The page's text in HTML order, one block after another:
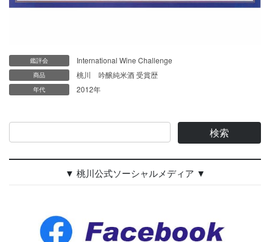
鑑評会 International Wine Challenge
商品 桃川 吟醸純米酒 受賞歴
年代 2012年
▼ 桃川公式ソーシャルメディア ▼